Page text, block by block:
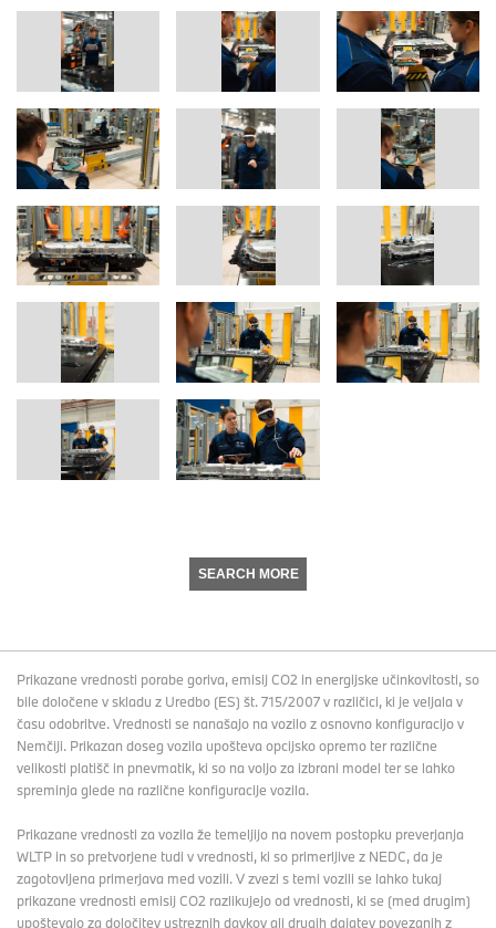
SEARCH MORE
Prikazane vrednosti porabe goriva, emisij CO2 in energijske učinkovitosti, so
bile določene v skladu z Uredbo (ES) št. 715/2007 v različici, ki je veljala v
času odobritve. Vrednosti se nanašajo na vozilo z osnovno konfiguracijo v
Nemčiji. Prikazan doseg vozila upošteva opcijsko opremo ter različne
velikosti platišč in pnevmatik, ki so na voljo za izbrani model ter se lahko
spreminja glede na različne konfiguracije vozila.
Prikazane vrednosti za vozila že temeljijo na novem postopku preverjanja
WLTP in so pretvorjene tudi v vrednosti, ki so primerljive z NEDC, da je
zagotovljena primerjava med vozili. V zvezi s temi vozili se lahko tukaj
prikazane vrednosti emisij CO2 razlikujejo od vrednosti, ki se (med drugim)
upoštevajo za določitev ustreznih davkov ali drugih dajatev povezanih z